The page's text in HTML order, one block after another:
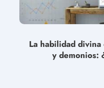
La habilidad
y demonios: